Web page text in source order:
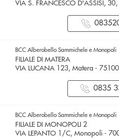
VIA S. FRANCESCO D'ASSISI,
BCC Alberobello Sammichele e Monopoli
FILIALE DI MATERA
VIA LUCANA 123, Matera -
0835
BCC Alberobello Sammichele e Monopoli
FILIALE DI MONOPOLI 2
VIA LEPANTO 1/C, Monopoli -